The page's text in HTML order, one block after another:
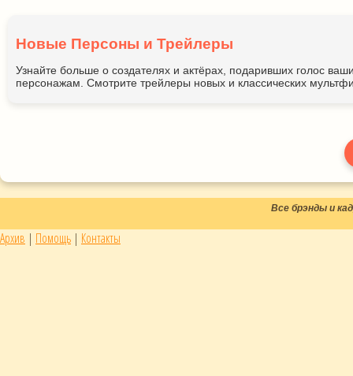
Новые Персоны и Трейлеры
Узнайте больше о создателях и актёрах, подаривших голос
персонажам. Смотрите трейлеры новых и классических
Все брэнды и
Архив | Помощь | Контакты